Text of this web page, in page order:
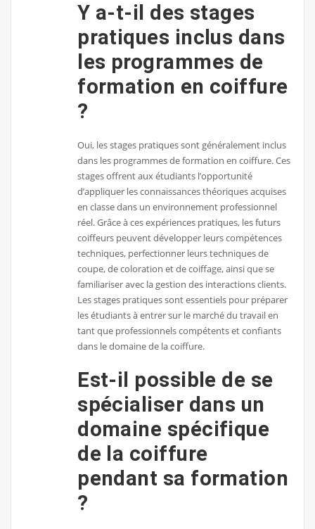
Y a-t-il des stages
pratiques inclus dans
les programmes de
formation en coiffure
?
Oui, les stages pratiques sont généralement inclus
dans les programmes de formation en coiffure. Ces
stages offrent aux étudiants l’opportunité
d’appliquer les connaissances théoriques acquises
en classe dans un environnement professionnel
réel. Grâce à ces expériences pratiques, les futurs
coiffeurs peuvent développer leurs compétences
techniques, perfectionner leurs techniques de
coupe, de coloration et de coiffage, ainsi que se
familiariser avec la gestion des interactions clients.
Les stages pratiques sont essentiels pour préparer
les étudiants à entrer sur le marché du travail en
tant que professionnels compétents et confiants
dans le domaine de la coiffure.
Est-il possible de se
spécialiser dans un
domaine spécifique
de la coiffure
pendant sa formation
?